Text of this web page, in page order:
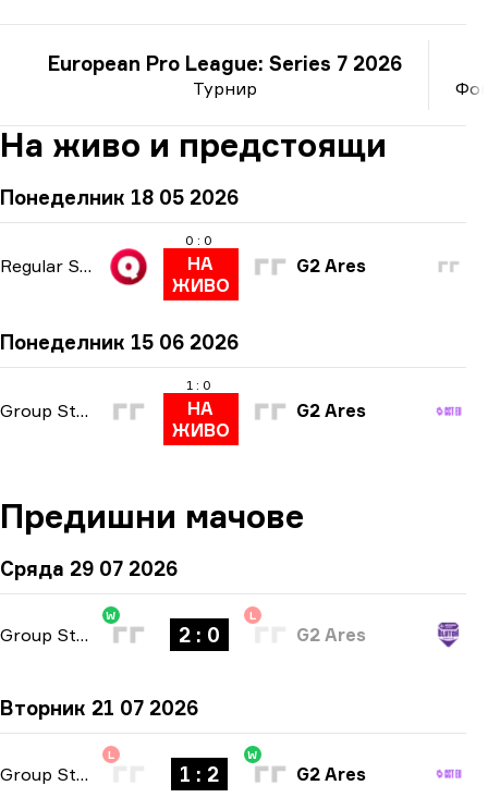
Турнир
European Pro League: Series 7 2026
На живо и предстоящи
Понеделник 18 05 2026
Regular Season
0 : 0
НА
ЖИВО
G2 Ares
Понеделник 15 06 2026
Group Stage
1 : 0
НА
ЖИВО
G2 Ares
Предишни мачове
Сряда 29 07 2026
Group Stage -bo3
W
2 : 0
L
G2 Ares
Вторник 21 07 2026
Group Stage
L
1 : 2
W
G2 Ares